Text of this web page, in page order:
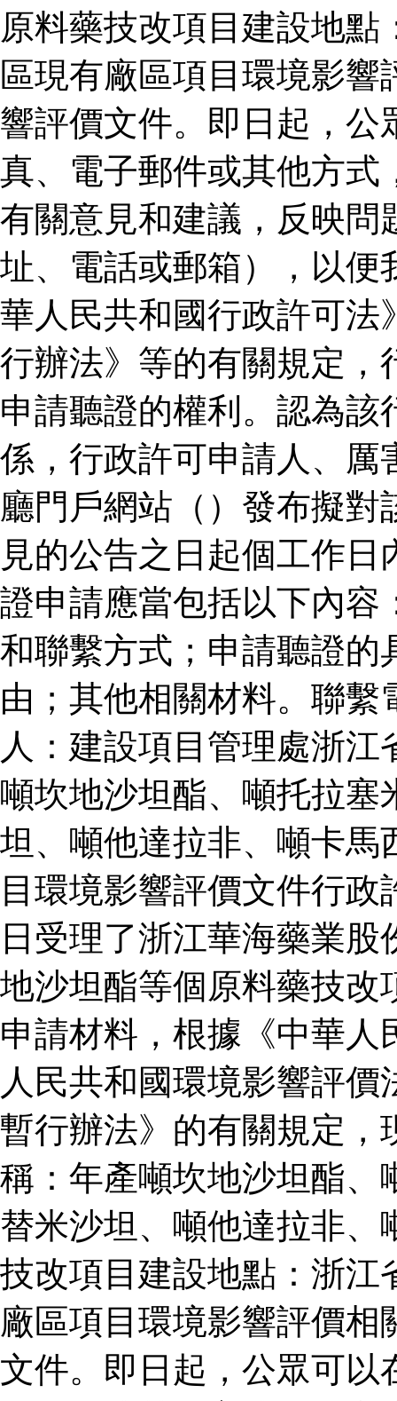
原料藥技改項目建設地
區現有廠區項目環境影
響評價文件。即日起，公
真、電子郵件或其他方式
有關意見和建議，反映問
址、電話或郵箱），以便
華人民共和國行政許可法
行辦法》等的有關規定，
申請聽證的權利。認為
係，行政許可申請人、厲
廳門戶網站（）發布擬
見的公告之日起個工作
證申請應當包括以下內容
和聯繫方式；申請聽證的
由；其他相關材料。聯
人：建設項目管理處浙
噸坎地沙坦酯、噸托拉塞
坦、噸他達拉非、噸卡馬
目環境影響評價文件行
日受理了浙江華海藥業
地沙坦酯等個原料藥技改
申請材料，根據《中華
人民共和國環境影響評
暫行辦法》的有關規定，
稱：年產噸坎地沙坦酯、
替米沙坦、噸他達拉非
技改項目建設地點：浙江
廠區項目環境影響評價
文件。即日起，公眾可以